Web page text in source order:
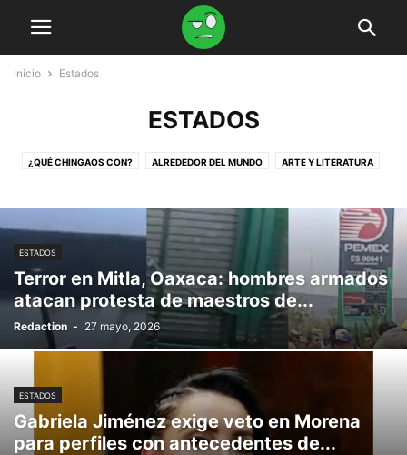
Inicio Estados
ESTADOS
¿QUÉ CHINGAOS CON? ALREDEDOR DEL MUNDO ARTE Y LITERATURA
EN MI UNIVERSIDAD EN TU TIERRA, PAISANO ESTADOS FARÁNDULA
GAMING IZTAPALAPA MÚSICA
PARA IR A DAR LA VUELTA SIN CATEGORÍA
ESTADOS
Terror en Mitla, Oaxaca: hombres armados
atacan protesta de maestros de...
Redaction - 27 mayo, 2026
ESTADOS
Gabriela Jiménez exige veto en Morena
para perfiles con antecedentes de...